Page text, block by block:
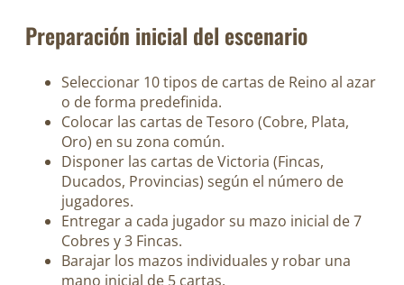
Preparación inicial del escenario
Seleccionar 10 tipos de cartas de Reino al azar
o de forma predefinida.
Colocar las cartas de Tesoro (Cobre, Plata,
Oro) en su zona común.
Disponer las cartas de Victoria (Fincas,
Ducados, Provincias) según el número de
jugadores.
Entregar a cada jugador su mazo inicial de 7
Cobres y 3 Fincas.
Barajar los mazos individuales y robar una
mano inicial de 5 cartas.